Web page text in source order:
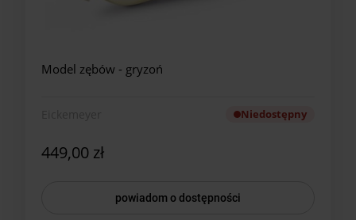
Model zębów - gryzoń
Niedostępny
449,00 zł
powiadom o dostępności